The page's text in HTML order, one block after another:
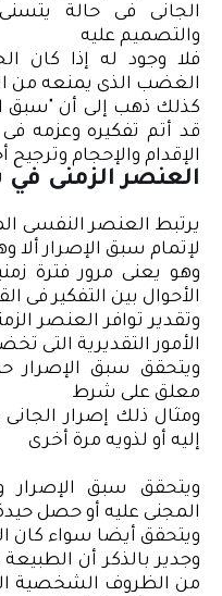
الجانى فى حالة
والتصميم عليه
فلا وجود له إذا كان
الغضب الذى يمنعه من
كذلك ذهب إلى أن "سبق
قد أتم تفكيره وعزمه
الإقدام والإحجام وترجيح
العنصر الزمنى
يرتبط العنصر النفسى
لإتمام سبق الإصرار ألا
وهو يعنى مرور فترة
الأحوال بين التفكير فى
وتقدير توافر العنصر
الأمور التقديرية التى
ويتحقق سبق الإصرار
معلق على شرط
ومثال ذلك إصرار
إليه أو لذويه مرة أخرى
ويتحقق سبق
المجنى عليه أو حصل
ويتحقق أيضا سواء كان
وجدير بالذكر أن
من الظروف الشخصية